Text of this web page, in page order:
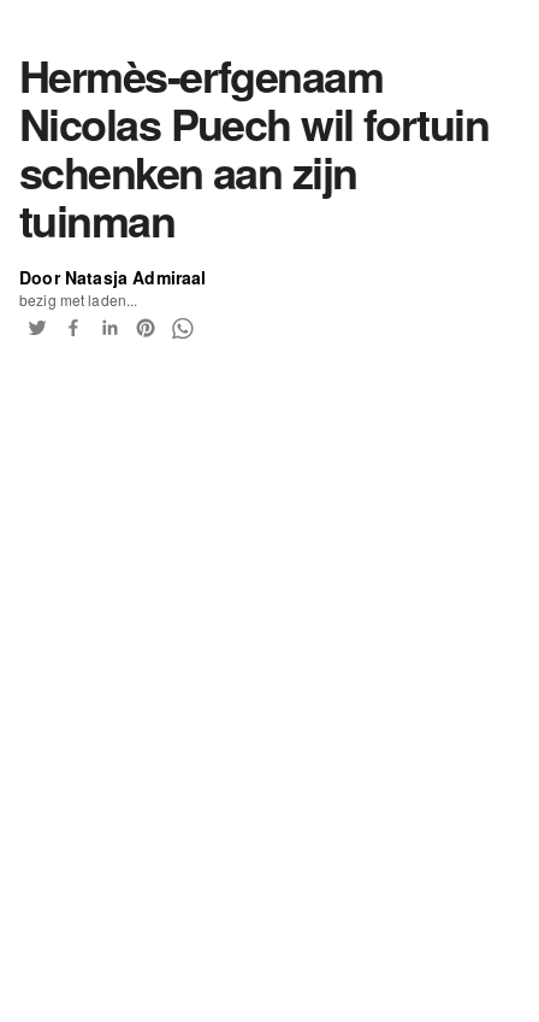
Hermès-erfgenaam
Nicolas Puech wil fortuin
schenken aan zijn
tuinman
Door Natasja Admiraal
bezig met laden...